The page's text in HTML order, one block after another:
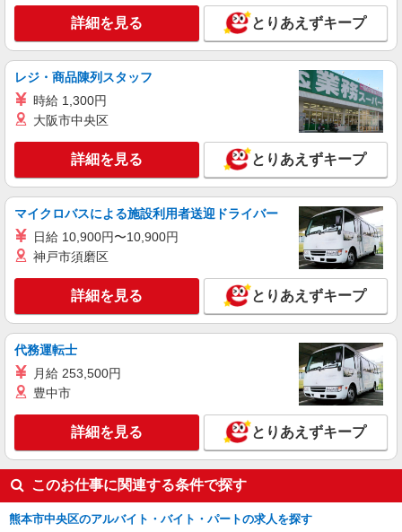
株式会社シエロ
【docomo】の携帯販売スタッフ
時給1300円〜1400円（経験・能力による） ※
残業代支給 ★交通費別途支給（規定あり） ゜
+゜・。○。・゜+゜・。○。・゜+゜ 入社祝い金10
有）★ ゜・。○。・゜+゜・。○。・゜+゜
熊本県熊本市中央区のdocomoショップ
キープ 詳細を見る
株式会社シエロ
人気機種に詳しくなれる携帯販売【au】
月給259200円〜300000円（経験・能力によ
る） ※残業手当別途支給 ※研修期間6か月・時給
1500円〜 ★交通費別途支給（規定あり） ゜
+゜・。○。・゜+゜・。○。・゜+゜ 入社祝い金10
万円支給(規定有) お友達を紹介頂くと, インセンテ
ィブ支給(規定有) ゜・。○。・゜+゜・。○。・゜
熊本県熊本市中央区の家電量販店
キープ 詳細を見る
詳細を見る とりあえずキープ
レジ・商品陳列スタッフ
時給 1,300円
大阪市中央区
詳細を見る とりあえずキープ
マイクロバスによる施設利用者送迎ドライバー
日給 10,900円〜10,900円
神戸市須磨区
詳細を見る とりあえずキープ
代務運転士
月給 253,500円
豊中市
詳細を見る とりあえずキープ
このお仕事に関連する条件で探す
熊本市中央区のアルバイト・バイト・パートの求人を探す